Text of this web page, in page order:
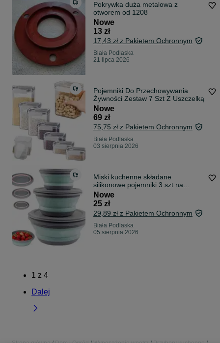
Pokrywka duża metalowa z
otworem od 1208
Nowe
13 zł
17,43 zł z Pakietem Ochronnym
Biała Podlaska
21 lipca 2026
Pojemniki Do Przechowywania
Żywności Zestaw 7 Szt Z Uszczelką
Nowe
69 zł
75,75 zł z Pakietem Ochronnym
Biała Podlaska
03 sierpnia 2026
Miski kuchenne składane
silikonowe pojemniki 3 szt na
żywność z pokrywką
Nowe
25 zł
29,89 zł z Pakietem Ochronnym
Biała Podlaska
05 sierpnia 2026
1 z 4
Dalej